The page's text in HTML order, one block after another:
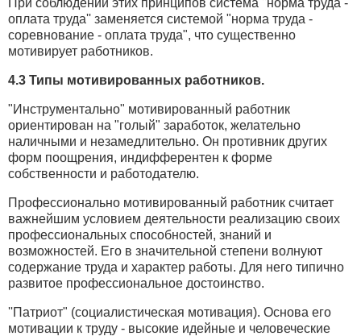
оплата труда'' заменяется системой "норма труда -
соревнование - оплата труда", что существенно
мотивирует работников.
4.3 Типы мотивированных работников.
"Инструментально" мотивированный работник
ориентирован на "голый" заработок, желательно
наличными и незамедлительно. Он противник других
форм поощрения, индифферентен к форме
собственности и работодателю.
Профессионально мотивированный работник считает
важнейшим условием деятельности реализацию своих
профессиональных способностей, знаний и
возможностей. Его в значительной степени волнуют
содержание труда и характер работы. Для него типично
развитое профессиональное достоинство.
''Патриот" (социалистическая мотивация). Основа его
мотивации к труду - высокие идейные и человеческие